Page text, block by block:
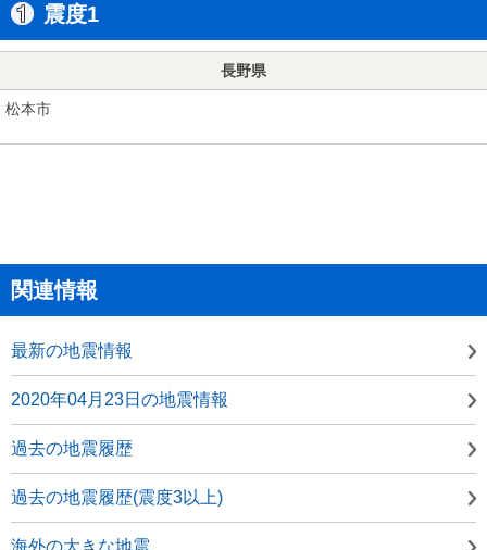
震度1
長野県
松本市
関連情報
最新の地震情報
2020年04月23日の地震情報
過去の地震履歴
過去の地震履歴(震度3以上)
海外の大きな地震